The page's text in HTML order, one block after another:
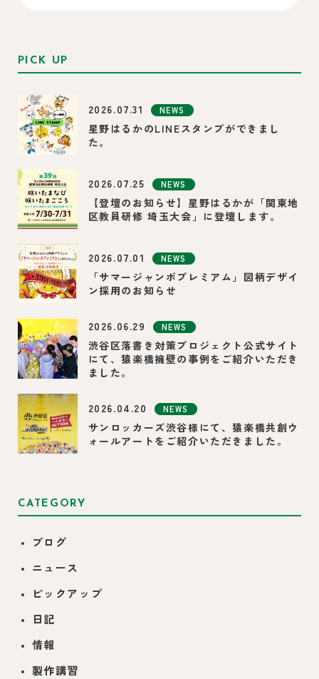
PICK UP
2026.07.31 NEWS
星野はるかのLINEスタンプができまし
た。
2026.07.25 NEWS
【登壇のお知らせ】星野はるかが「関東地
区教員研修 埼玉大会」に登壇します。
2026.07.01 NEWS
「サマージャンボプレミアム」図柄デザイ
ン採用のお知らせ
2026.06.29 NEWS
渋谷区落書き対策プロジェクト公式サイト
にて、猿楽橋擁壁の事例をご紹介いただき
ました。
2026.04.20 NEWS
サンロッカーズ渋谷様にて、猿楽橋共創ウ
ォールアートをご紹介いただきました。
CATEGORY
ブログ
ニュース
ピックアップ
日記
情報
製作講習